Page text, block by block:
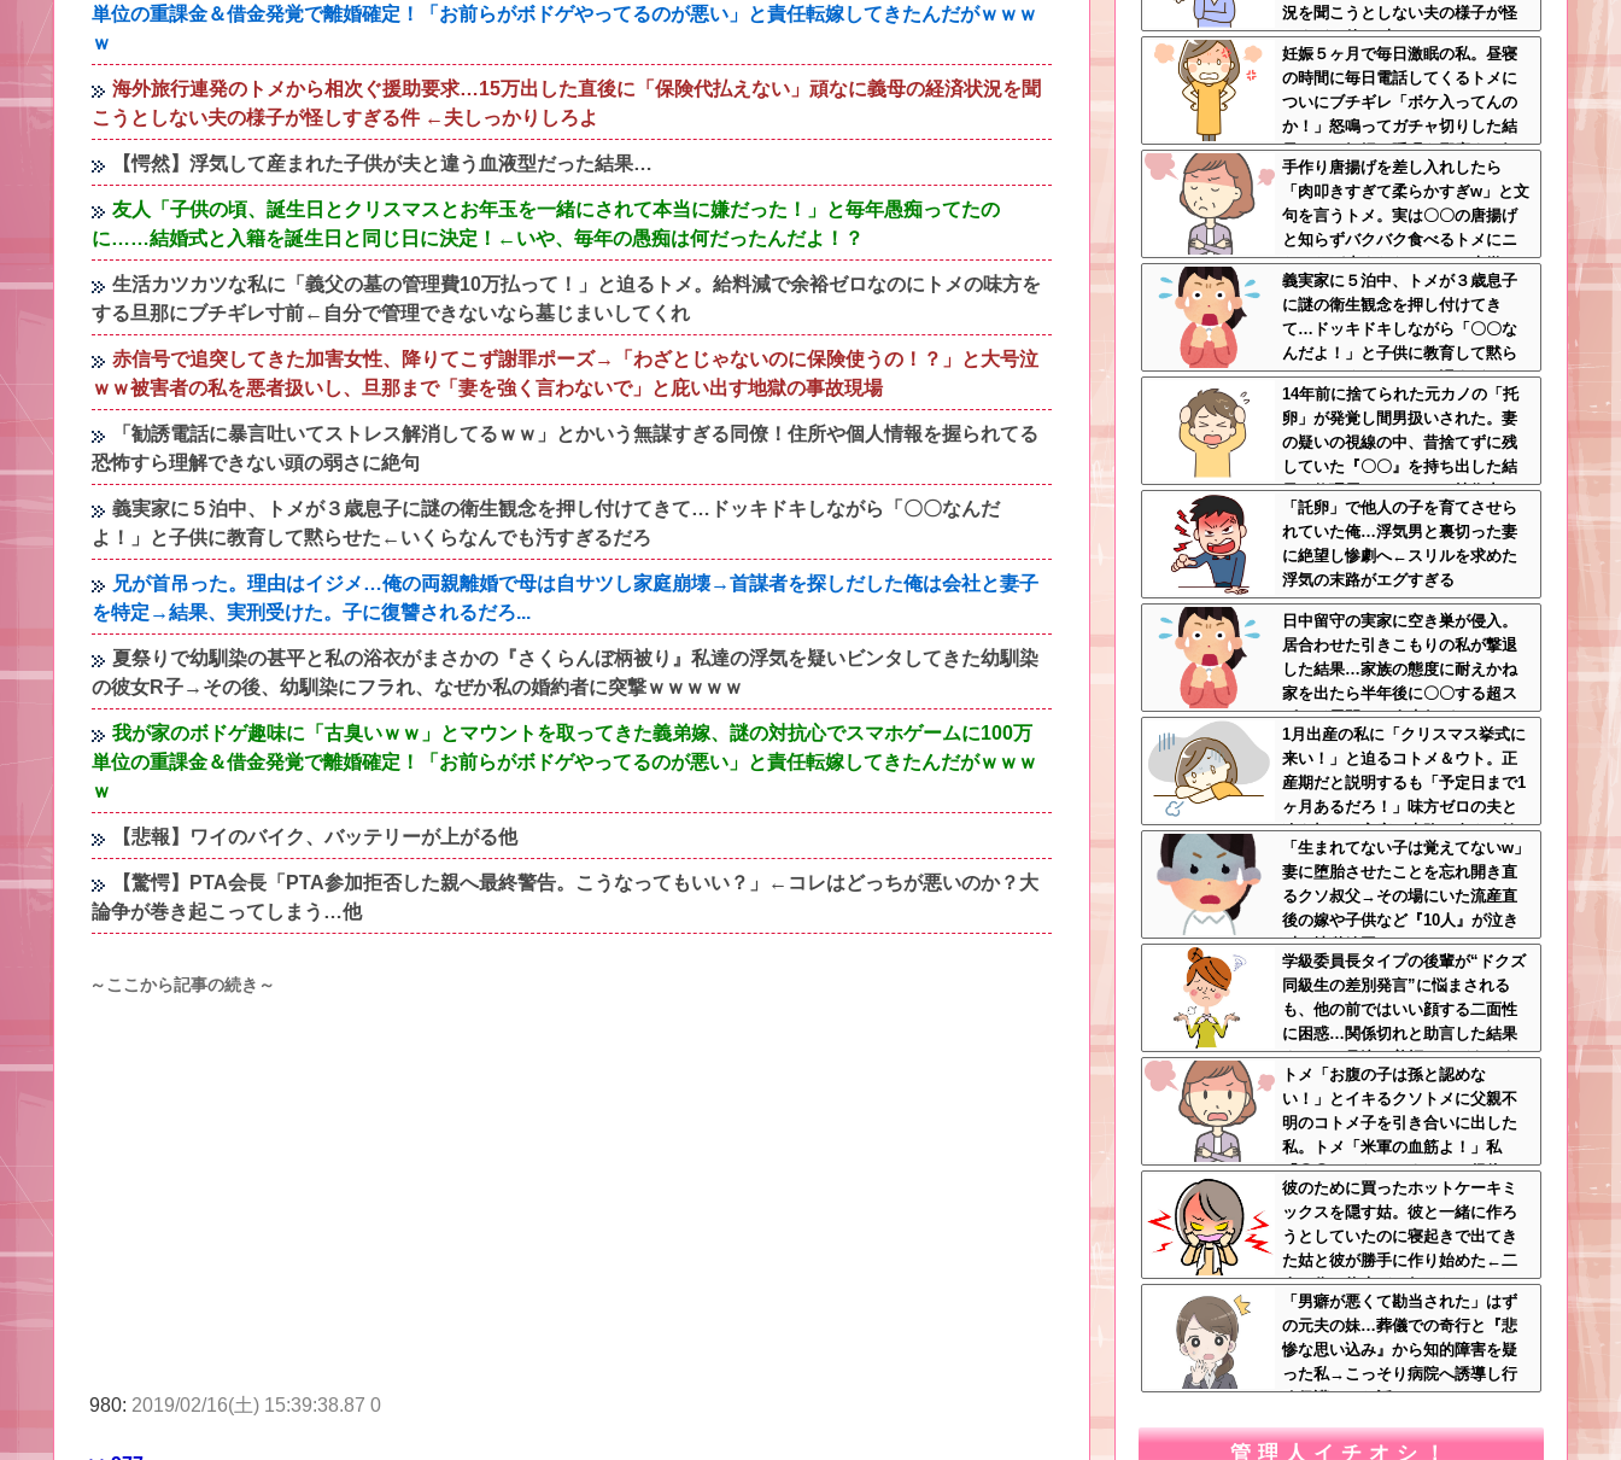
単位の重課金＆借金発覚で離婚確定！「お前らがボドゲやってるのが悪い」と責任転嫁してきたんだがｗｗｗ
ｗ
海外旅行連発のトメから相次ぐ援助要求…15万出した直後に「保険代払えない」頑なに義母の経済状況を聞
こうとしない夫の様子が怪しすぎる件 ←夫しっかりしろよ
【愕然】浮気して産まれた子供が夫と違う血液型だった結果…
友人「子供の頃、誕生日とクリスマスとお年玉を一緒にされて本当に嫌だった！」と毎年愚痴ってたの
に……結婚式と入籍を誕生日と同じ日に決定！←いや、毎年の愚痴は何だったんだよ！？
生活カツカツな私に「義父の墓の管理費10万払って！」と迫るトメ。給料減で余裕ゼロなのにトメの味方を
する旦那にブチギレ寸前←自分で管理できないなら墓じまいしてくれ
赤信号で追突してきた加害女性、降りてこず謝罪ポーズ→「わざとじゃないのに保険使うの！？」と大号泣
ｗｗ被害者の私を悪者扱いし、旦那まで「妻を強く言わないで」と庇い出す地獄の事故現場
「勧誘電話に暴言吐いてストレス解消してるｗｗ」とかいう無謀すぎる同僚！住所や個人情報を握られてる
恐怖すら理解できない頭の弱さに絶句
義実家に５泊中、トメが３歳息子に謎の衛生観念を押し付けてきて…ドッキドキしながら「〇〇なんだ
よ！」と子供に教育して黙らせた←いくらなんでも汚すぎるだろ
兄が首吊った。理由はイジメ…俺の両親離婚で母は自サツし家庭崩壊→首謀者を探しだした俺は会社と妻子
を特定→結果、実刑受けた。子に復讐されるだろ...
夏祭りで幼馴染の甚平と私の浴衣がまさかの『さくらんぼ柄被り』私達の浮気を疑いビンタしてきた幼馴染
の彼女R子→その後、幼馴染にフラれ、なぜか私の婚約者に突撃ｗｗｗｗｗ
我が家のボドゲ趣味に「古臭いｗｗ」とマウントを取ってきた義弟嫁、謎の対抗心でスマホゲームに100万
単位の重課金＆借金発覚で離婚確定！「お前らがボドゲやってるのが悪い」と責任転嫁してきたんだがｗｗｗ
ｗ
【悲報】ワイのバイク、バッテリーが上がる他
【驚愕】PTA会長「PTA参加拒否した親へ最終警告。こうなってもいい？」←コレはどっちが悪いのか？大
論争が巻き起こってしまう…他
～ここから記事の続き～
980: 2019/02/16(土) 15:39:38.87 0
況を聞こうとしない夫の様子が怪
しすぎる件 ←夫しっかりしろよ
妊娠５ヶ月で毎日激眠の私。昼寝
の時間に毎日電話してくるトメに
ついにブチギレ「ボケ入ってんの
か！」怒鳴ってガチャ切りした結
果ｗｗ←妊婦の睡眠を邪魔する奴
は容赦しない
手作り唐揚げを差し入れしたら
「肉叩きすぎて柔らかすぎw」と文
句を言うトメ。実は〇〇の唐揚げ
と知らずバクバク食べるトメにニ
ヤニヤが止まらないｗｗ←大嫌い
な食材おいしく食べててワロタ
義実家に５泊中、トメが３歳息子
に謎の衛生観念を押し付けてき
て…ドッキドキしながら「〇〇な
んだよ！」と子供に教育して黙ら
せた←いくらなんでも汚すぎるだ
ろ
14年前に捨てられた元カノの「托
卵」が発覚し間男扱いされた。妻
の疑いの視線の中、昔捨てずに残
していた『〇〇』を持ち出した結
果←修理屋のオッサンの技術力と
ノリが神すぎる
「託卵」で他人の子を育てさせら
れていた俺…浮気男と裏切った妻
に絶望し惨劇へ←スリルを求めた
浮気の末路がエグすぎる
日中留守の実家に空き巣が侵入。
居合わせた引きこもりの私が撃退
した結果…家族の態度に耐えかね
家を出たら半年後に〇〇する超ス
ピード展開へ←人生何がきっかけ
で好転するか分からない
1月出産の私に「クリスマス挙式に
来い！」と迫るコトメ＆ウト。正
産期だと説明するも「予定日まで1
ヶ月あるだろ！」味方ゼロの夫と
冷え切った家庭の末路←命より妹
を優先する夫とは離婚一択
「生まれてない子は覚えてないw」
妻に堕胎させたことを忘れ開き直
るクソ叔父→その場にいた流産直
後の嫁や子供など『10人』が泣き
叫ぶ地獄絵図へ
学級委員長タイプの後輩が“ドクズ
同級生の差別発言”に悩まされる
も、他の前ではいい顔する二面性
に困惑…関係切れと助言した結果
まさかの号泣→着拒ってどういう
こと？
トメ「お腹の子は孫と認めな
い！」とイキるクソトメに父親不
明のコトメ子を引き合いに出した
私。トメ「米軍の血筋よ！」私
「〇〇じゃないですか」←得体の
知れない～はお前（コトメ）のと
ころだろｗ
彼のために買ったホットケーキミ
ックスを隠す姑。彼と一緒に作ろ
うとしていたのに寝起きで出てき
た姑と彼が勝手に作り始めた←二
人で作る約束どこ行ったん…
「男癖が悪くて勘当された」はず
の元夫の妹…葬儀での奇行と『悲
惨な思い込み』から知的障害を疑
った私→こっそり病院へ誘導し行
政保護させた話
管理人イチオシ！